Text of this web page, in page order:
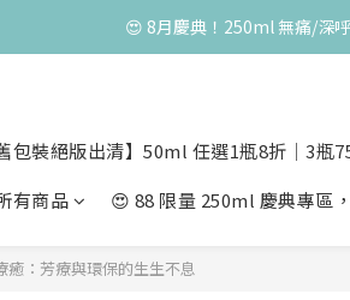
高峰期家長很安
😍 8月慶典！250ml 無痛/深
😍 50ml 任一瓶結帳享 8 折，任
高峰期家長很安
包裝絕版出清】50ml 任選1瓶8折│3
有商品 😍 88 限量 250ml 慶典專區
癒：芳療與環保的生生不息